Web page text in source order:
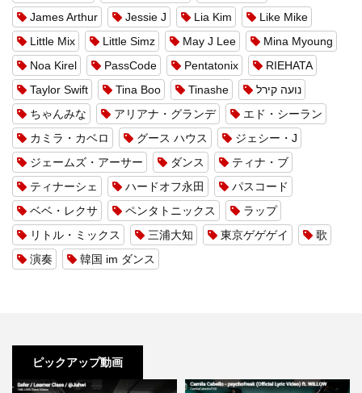
James Arthur
Jessie J Lia Kim
Like Mike
Little Mix
Little Simz May J Lee
Mina Myoung
Noa Kirel
PassCode Pentatonix
RIEHATA
Taylor Swift
Tina Boo Tinashe
נועה קירל
ちゃんみな
アリアナ・グランデ
エド・シーラン
カミラ・カベロ
グース ハウス
ジェシー・J
ジェームズ・アーサー
ダンス
ティナ・ブ
ティナーシェ
ハードオフ永田
パスコード
ベベ・レクサ
ペンタトニックス
ラップ
リトル・ミックス
三浦大知 東京ゲゲゲイ
歌
演奏
韓国 im ダンス
ピックアップ動画